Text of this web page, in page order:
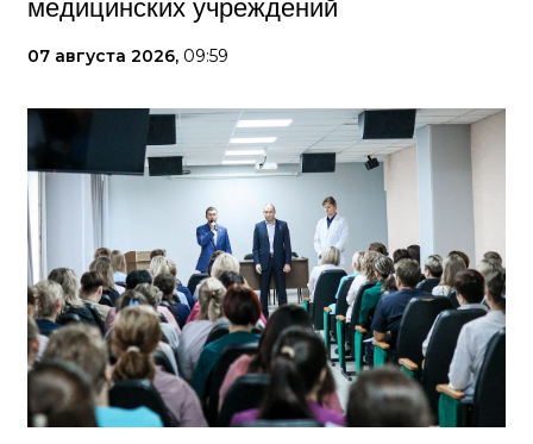
медицинских учреждений
07 августа 2026, 09:59